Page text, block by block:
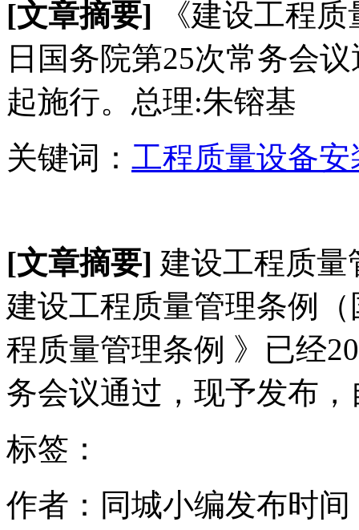
[文章摘要]
《建设工程
日国务院第25次常务会
起施行。总理:朱镕基
关键词： 工程质量设备安
[文章摘要] 建设工程质量
建设工程质量管理条例
程质量管理条例 》已经
务会议通过，现予发布
标签：
作者：同城小编发布时间